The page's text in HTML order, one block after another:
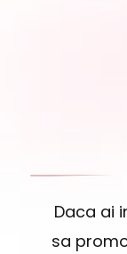
Daca ai
sa